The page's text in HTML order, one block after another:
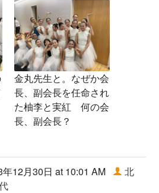
金丸先生と。なぜか会
長、副会長を任命され
た柚李と実紅 何の会
長、副会長？
12月30日 at 10:01 AM
北